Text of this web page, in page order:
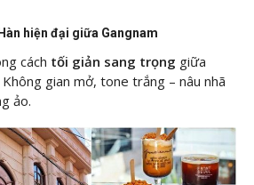
hiện đại giữa Gangnam
cách tối giản sang trọng giữa
gian mở, tone trắng – nâu nhã
ảo.